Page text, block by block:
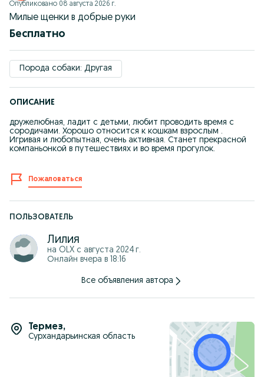
Опубликовано 08 августа 2026 г.
Милые щенки в добрые руки
Бесплатно
Порода собаки: Другая
ОПИСАНИЕ
дружелюбная, ладит с детьми, любит проводить время с
сородичами. Хорошо относится к кошкам взрослым .
Игривая и любопытная, очень активная. Станет прекрасной
компаньонкой в путешествиях и во время прогулок.
Пожаловаться
ПОЛЬЗОВАТЕЛЬ
Лилия
на OLX с августа 2024 г.
Онлайн вчера в 18:16
Все объявления автора
Термез,
Сурхандарьинская область